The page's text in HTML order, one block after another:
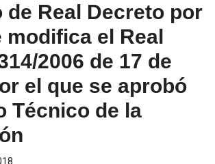
de Real Decreto por
modifica el Real
2006 de 17 de
el que se aprobó
Técnico de la